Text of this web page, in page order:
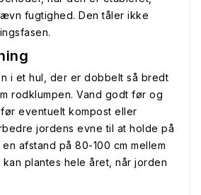
fugtighed. Den tåler ikke
i et hul, der er dobbelt så bredt
rodklumpen. Vand godt før og
eventuelt kompost eller
jordens evne til at holde på
afstand på 80-100 cm mellem
kan plantes hele året, når jorden